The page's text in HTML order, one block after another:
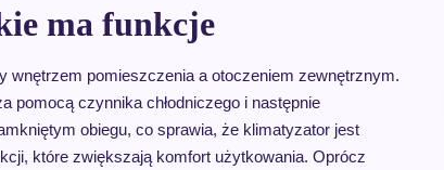
ma funkcje
wnętrzem pomieszczenia a otoczeniem zewnętrznym.
pomocą czynnika chłodniczego i następnie
obiegu, co sprawia, że klimatyzator jest
które zwiększają komfort użytkowania. Oprócz